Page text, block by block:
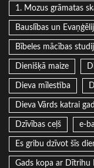
1. Mozus grāmatas
Bauslības un
Bībeles mācības
Dienišķā maize
Dieva mīlestība
Dieva Vārds katrai
Dzīvības ceļš e-
Es gribu dzīvot šīs
Gads kopa ar Dītrihu